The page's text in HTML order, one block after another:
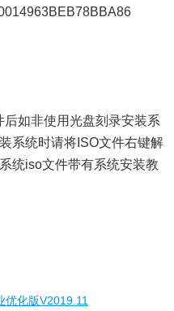
后如非使用光盘刻录安装系
系统时请将ISO文件右键解
统iso文件带有系统安装教
化版V2019.11